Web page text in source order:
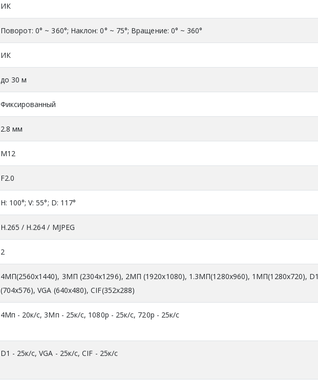
ИК
Поворот: 0° ~ 360°; Наклон: 0° ~ 75°; Вращение: 0° ~ 360°
ИК
до 30 м
Фиксированный
2.8 мм
М12
F2.0
H: 100°; V: 55°; D: 117°
H.265 / H.264 / MJPEG
2
4МП(2560х1440), 3MП (2304x1296), 2МП (1920x1080), 1.3MП(1280x960), 1МП(1280x720), D1
(704x576), VGA (640x480), CIF(352x288)
4Мп - 20к/с, 3Мп - 25к/с, 1080р - 25к/с, 720р - 25к/с
D1 - 25к/c, VGA - 25к/с, CIF - 25к/с